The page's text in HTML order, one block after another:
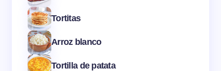
Tortitas
Arroz blanco
Tortilla de patata